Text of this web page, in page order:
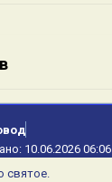
10.06.2026 06:06
святое.